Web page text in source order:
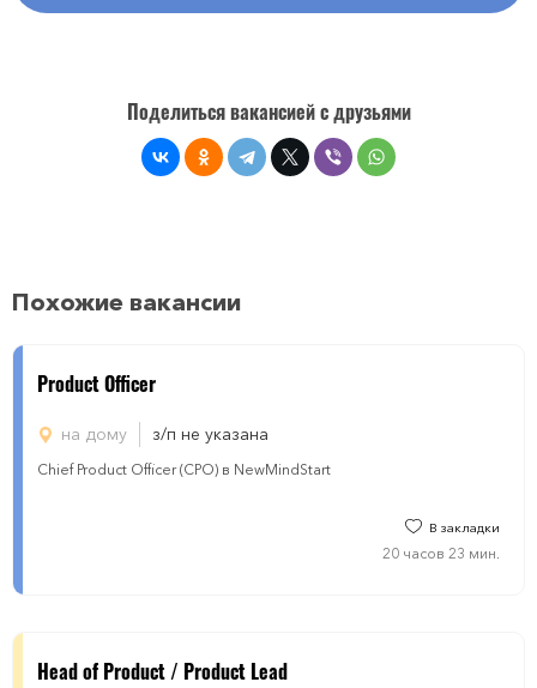
Поделиться вакансией с друзьями
Похожие вакансии
Product Officer
на дому з/п не указана
Chief Product Officer (CPO) в NewMindStart
В закладки
20 часов 23 мин.
Head of Product / Product Lead